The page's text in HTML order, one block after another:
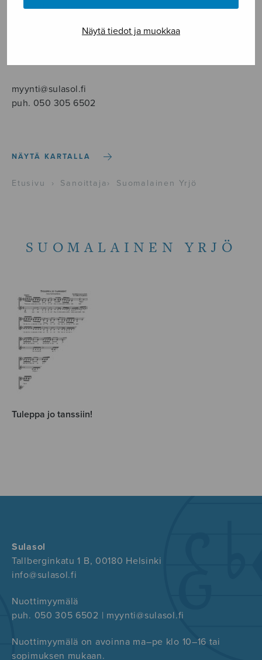
Näytä tiedot ja muokkaa
Myymälä avoinna
00180 Helsinki
myynti@sulasol.fi
puh. 050 305 6502
NÄYTÄ KARTALLA
Etusivu › Sanoittaja › Suomalainen Yrjö
SUOMALAINEN YRJÖ
Tuleppa jo tanssiin!
Sulasol
Tallberginkatu 1 B, 00180 Helsinki
info@sulasol.fi
Nuottimyymälä
puh. 050 305 6502 | myynti@sulasol.fi
Nuottimyymälä on avoinna ma–pe klo 10–16 tai
sopimuksen mukaan.